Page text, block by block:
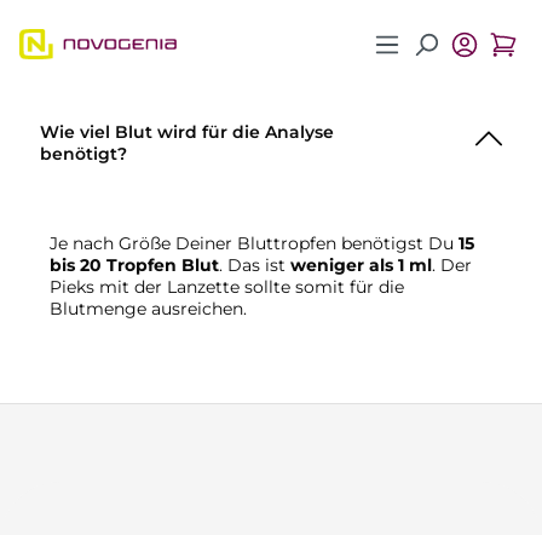
Zum Hauptinhalt springen
Wie viel Blut wird für die Analyse
benötigt?
Je nach Größe Deiner Bluttropfen benötigst Du 15
bis 20 Tropfen Blut. Das ist weniger als 1 ml. Der
Pieks mit der Lanzette sollte somit für die
Blutmenge ausreichen.